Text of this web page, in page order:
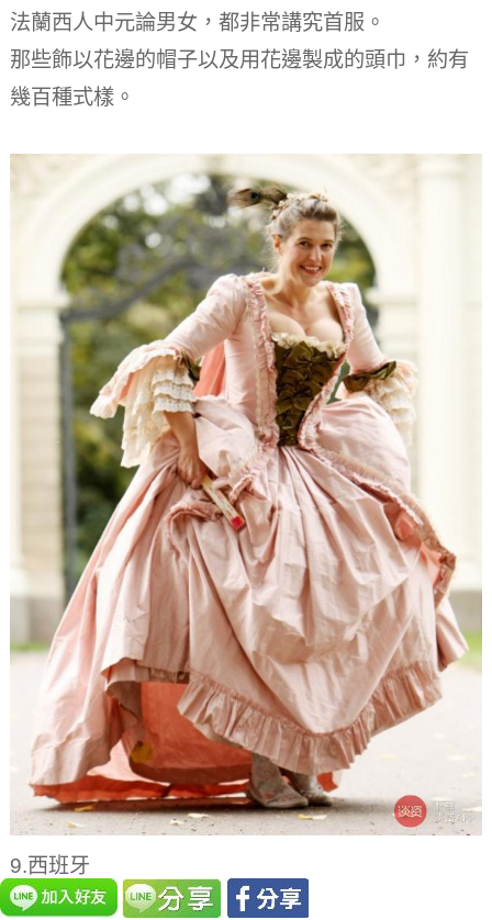
法蘭西人中元論男女，都非常講究首服。
那些飾以花邊的帽子以及用花邊製成的頭巾，約有
幾百種式樣。
9.西班牙